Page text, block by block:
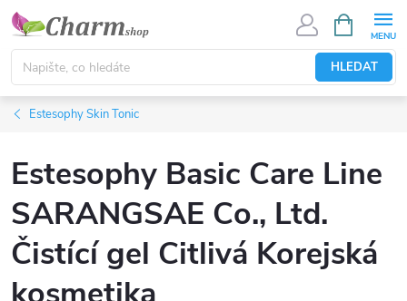
Přejít
obsah
HLEDAT
NÁKUPNÍ
KOŠÍK
Estesophy Skin Tonic
Estesophy Basic Care Line
SARANGSAE Co., Ltd.
Čistící gel Citlivá Korejská